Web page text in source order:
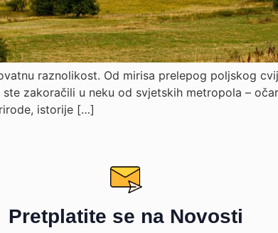
raznolikost. Od mirisa prelepog poljskog
zakoračili u neku od svjetskih metropola –
istorije […]
Pretplatite se na Novosti